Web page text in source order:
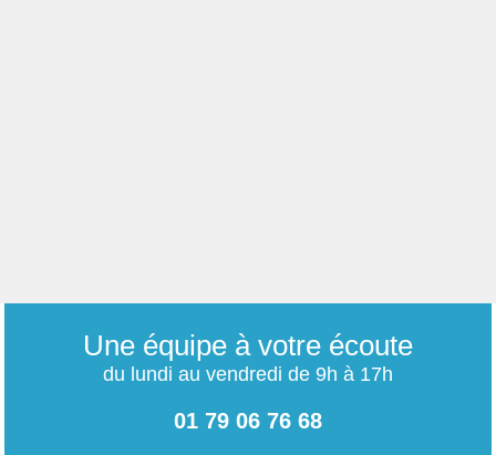
Une équipe à votre écoute
du lundi au vendredi de 9h à 17h
01 79 06 76 68